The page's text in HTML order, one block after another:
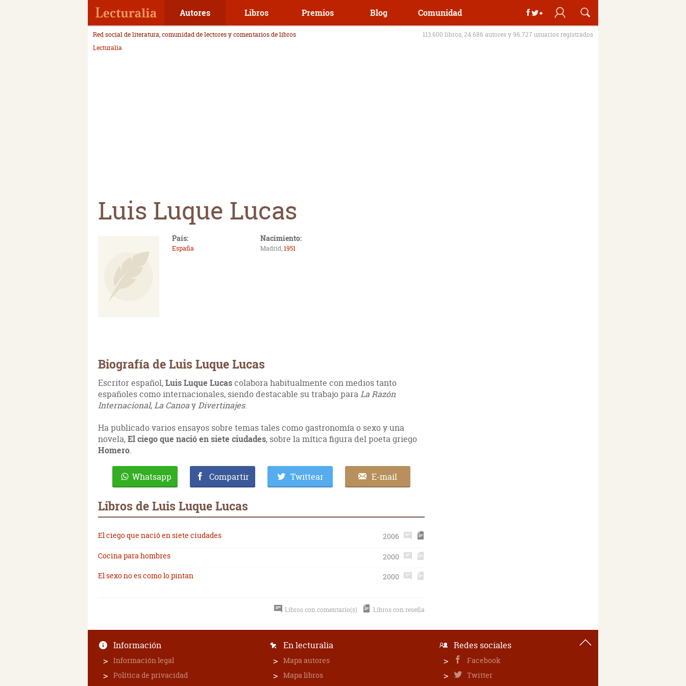
Autores Libros Premios Blog Comunidad
Red social de literatura, comunidad de lectores y comentarios de libros
113.600 libros, 24.686 autores y 96.727 usuarios registrados
Lecturalia
Luis Luque Lucas
País:
España
Nacimiento:
Madrid,1951
Biografía de Luis Luque Lucas
Escritor español,Luis Luque Lucascolabora habitualmente con medios tanto
españoles como internacionales, siendo destacable su trabajo paraLa Razón
Internacional,La CanoayDivertinajes.
Ha publicado varios ensayos sobre temas tales como gastronomía o sexo y una
novela,El ciego que nació en siete ciudades, sobre la mítica figura del poeta griego
Homero.
Whatsapp Compartir Twittear E-mail
Libros de Luis Luque Lucas
El ciego que nació en siete ciudades
2006
Cocina para hombres
2000
El sexo no es como lo pintan
2000
Libros con comentario(s) Libros con reseña
Información
Información legal
Política de privacidad
En lecturalia
Mapa autores
Mapa libros
Redes sociales
Facebook
Twitter